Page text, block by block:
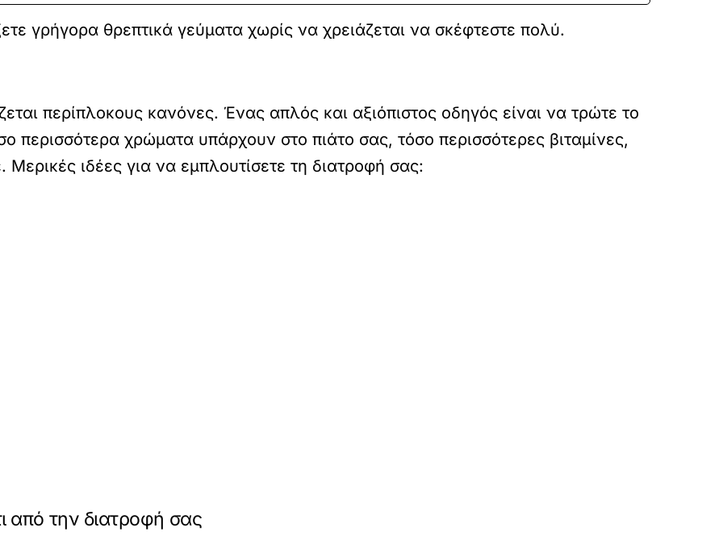
γρήγορα θρεπτικά γεύματα χωρίς να χρειάζεται να σκέφτεστε πολύ.
περίπλοκους κανόνες. Ένας απλός και αξιόπιστος οδηγός είναι να τρώτε το
περισσότερα χρώματα υπάρχουν στο πιάτο σας, τόσο περισσότερες βιταμίνες,
ιδέες για να εμπλουτίσετε τη διατροφή σας:
από την διατροφή σας